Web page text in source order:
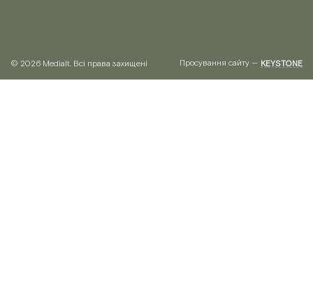
© 2026 Medialt. Всі права захищені Просування сайту — KEYSTONE